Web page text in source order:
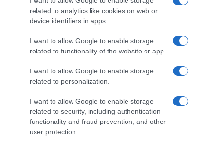
related to analytics like cookies on web or
device identifiers in apps.
I want to allow Google to enable storage
related to functionality of the website or app.
I want to allow Google to enable storage
related to personalization.
I want to allow Google to enable storage
related to security, including authentication
functionality and fraud prevention, and other
user protection.